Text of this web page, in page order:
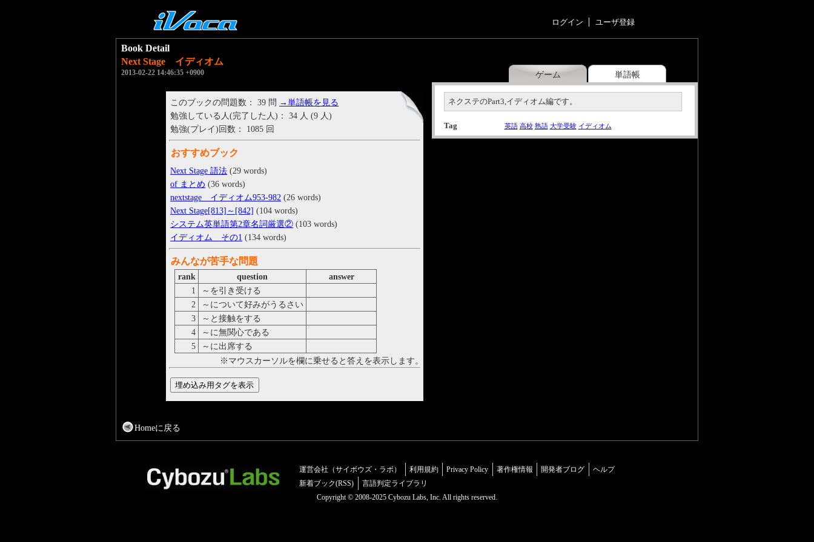
ログイン ユーザ登録
ゲーム 単語帳
Book Detail
Next Stage イディオム
2013-02-22 14:46:35 +0900
ネクステのPart3,イディオム編です。
Tag 英語 高校 熟語 大学受験 イディオム
このブックの問題数： 39 問 →単語帳を見る
勉強している人(完了した人)： 34 人 (9 人)
勉強(プレイ)回数： 1085 回
おすすめブック
Next Stage 語法 (29 words)
of まとめ (36 words)
nextstage イディオム953-982 (26 words)
Next Stage[813]～[842] (104 words)
システム英単語第2章名詞厳選② (103 words)
イディオム その1 (134 words)
みんなが苦手な問題
rank question
answer
1
～を引き受ける
2
～について好みがうるさい
3
～と接触をする
4
～に無関心である
5
～に出席する
※マウスカーソルを欄に乗せると答えを表示します。
Homeに戻る
運営会社（サイボウズ・ラボ） 利用規約 Privacy Policy 著作権情報 開発者ブログ
ヘルプ
新着ブック(RSS)
言語判定ライブラリ
Copyright © 2008-2025 Cybozu Labs, Inc. All rights reserved.